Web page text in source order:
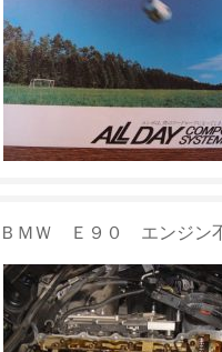
ＢＭＷ Ｅ９０ エンジン